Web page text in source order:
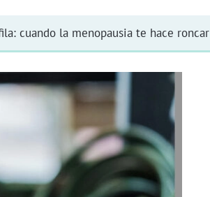
cuando la menopausia te hace roncar